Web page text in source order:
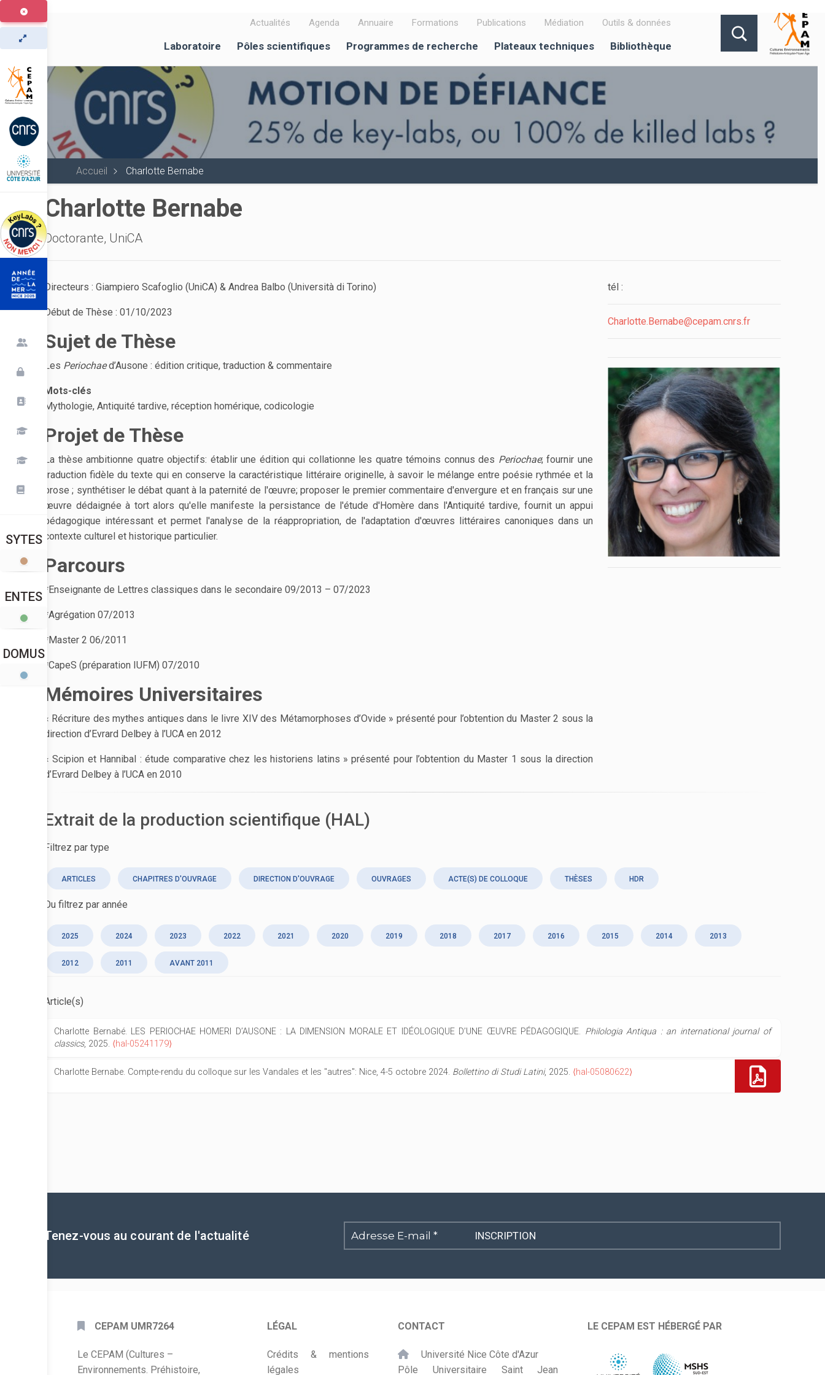
Aller
au
contenu
principal
Actualités Agenda Annuaire Formations Publications Médiation Outils & données
Laboratoire Pôles scientifiques Programmes de recherche Plateaux techniques Bibliothèque
Accueil Charlotte Bernabe
SYTES
ENTES
DOMUS
Charlotte Bernabe
Doctorante, UniCA
Directeurs : Giampiero Scafoglio (UniCA) & Andrea Balbo (Università di Torino)
Début de Thèse : 01/10/2023
Sujet de Thèse
Les Periochaed’Ausone : édition critique, traduction & commentaire
Mots-clés
Mythologie, Antiquité tardive, réception homérique, codicologie
Projet de Thèse
La thèse ambitionne quatre objectifs: établir une édition qui collationne les quatre témoins connus des Periochae; fournir une
traduction fidèle du texte qui en conserve la caractéristique littéraire originelle, à savoir le mélange entre poésie rythmée et la
prose ; synthétiser le débat quant à la paternité de l'œuvre; proposer le premier commentaire d'envergure et en français sur une
œuvre dédaignée à tort alors qu'elle manifeste la persistance de l'étude d'Homère dans l'Antiquité tardive, fournit un appui
pédagogique intéressant et permet l'analyse de la réappropriation, de l'adaptation d'œuvres littéraires canoniques dans un
contexte culturel et historique particulier.
Parcours
*Enseignante de Lettres classiques dans le secondaire 09/2013 – 07/2023
*Agrégation 07/2013
*Master 2 06/2011
*CapeS (préparation IUFM) 07/2010
Mémoires Universitaires
« Récriture des mythes antiques dans le livre XIV des Métamorphoses d’Ovide » présenté pour l’obtention du Master 2 sous la
direction d’Evrard Delbey à l’UCA en 2012
« Scipion et Hannibal : étude comparative chez les historiens latins » présenté pour l’obtention du Master 1 sous la direction
d’Evrard Delbey à l’UCA en 2010
tél :
Charlotte.Bernabe@cepam.cnrs.fr
Extrait de la production scientifique (HAL)
Filtrez par type
ARTICLES CHAPITRES D'OUVRAGE DIRECTION D'OUVRAGE OUVRAGES ACTE(S) DE COLLOQUE THÈSES HDR
Ou filtrez par année
2025 2024 2023 2022 2021 2020 2019 2018 2017 2016 2015 2014 2013
2012 2011 AVANT 2011
Article(s)
Charlotte Bernabé. LES PERIOCHAE HOMERI D’AUSONE : LA DIMENSION MORALE ET IDÉOLOGIQUE D’UNE ŒUVRE PÉDAGOGIQUE. Philologia Antiqua : an international journal of
classics, 2025. ⟨hal-05241179⟩
Charlotte Bernabe. Compte-rendu du colloque sur les Vandales et les "autres": Nice, 4-5 octobre 2024. Bollettino di Studi Latini, 2025. ⟨hal-05080622⟩
Tenez-vous au courant de l'actualité
Adresse
E-
CEPAM UMR7264
Le CEPAM (Cultures –
Environnements. Préhistoire,
LÉGAL
Crédits & mentions
légales
CONTACT
Université Nice Côte d'Azur
Pôle Universitaire Saint Jean
LE CEPAM EST HÉBERGÉ PAR